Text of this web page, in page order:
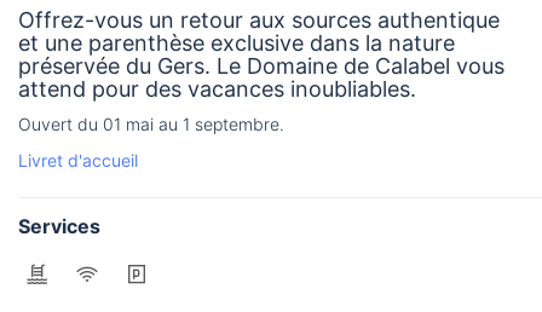
Offrez-vous un retour aux sources authentique
et une parenthèse exclusive dans la nature
préservée du Gers. Le Domaine de Calabel vous
attend pour des vacances inoubliables.
Ouvert du 01 mai au 1 septembre.
Livret d'accueil
Services